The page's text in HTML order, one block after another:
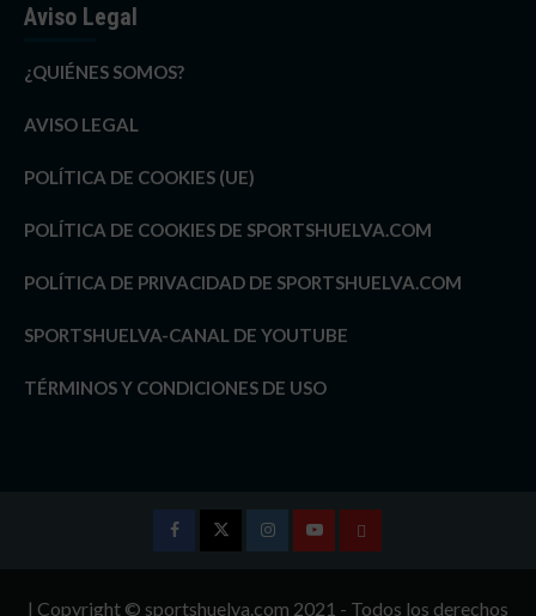
Aviso Legal
¿QUIÉNES SOMOS?
AVISO LEGAL
POLÍTICA DE COOKIES (UE)
POLÍTICA DE COOKIES DE SPORTSHUELVA.COM
POLÍTICA DE PRIVACIDAD DE SPORTSHUELVA.COM
SPORTSHUELVA-CANAL DE YOUTUBE
TÉRMINOS Y CONDICIONES DE USO
InstagramYoutubeTÉRMINOS
| Copyright © sportshuelva.com 2021 - Todos los derechos